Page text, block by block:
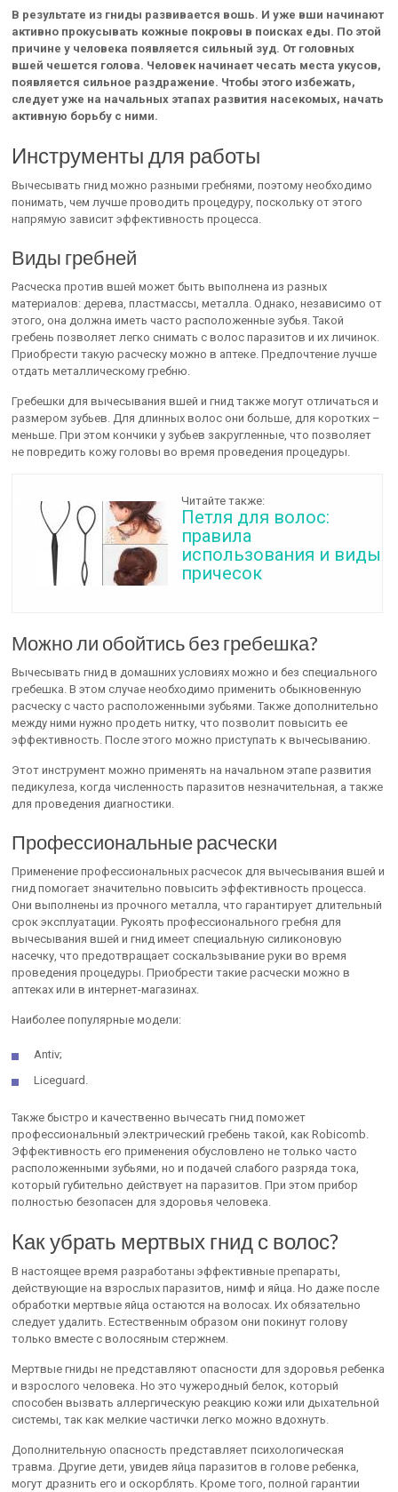
В результате из гниды развивается вошь. И уже вши начинают
активно прокусывать кожные покровы в поисках еды. По этой
причине у человека появляется сильный зуд. От головных
вшей чешется голова. Человек начинает чесать места укусов,
появляется сильное раздражение. Чтобы этого избежать,
следует уже на начальных этапах развития насекомых, начать
активную борьбу с ними.
Инструменты для работы
Вычесывать гнид можно разными гребнями, поэтому необходимо
понимать, чем лучше проводить процедуру, поскольку от этого
напрямую зависит эффективность процесса.
Виды гребней
Расческа против вшей может быть выполнена из разных
материалов: дерева, пластмассы, металла. Однако, независимо от
этого, она должна иметь часто расположенные зубья. Такой
гребень позволяет легко снимать с волос паразитов и их личинок.
Приобрести такую расческу можно в аптеке. Предпочтение лучше
отдать металлическому гребню.
Гребешки для вычесывания вшей и гнид также могут отличаться и
размером зубьев. Для длинных волос они больше, для коротких –
меньше. При этом кончики у зубьев закругленные, что позволяет
не повредить кожу головы во время проведения процедуры.
Читайте также:
Петля для волос:
правила
использования и виды
причесок
Можно ли обойтись без гребешка?
Вычесывать гнид в домашних условиях можно и без специального
гребешка. В этом случае необходимо применить обыкновенную
расческу с часто расположенными зубьями. Также дополнительно
между ними нужно продеть нитку, что позволит повысить ее
эффективность. После этого можно приступать к вычесыванию.
Этот инструмент можно применять на начальном этапе развития
педикулеза, когда численность паразитов незначительная, а также
для проведения диагностики.
Профессиональные расчески
Применение профессиональных расчесок для вычесывания вшей и
гнид помогает значительно повысить эффективность процесса.
Они выполнены из прочного металла, что гарантирует длительный
срок эксплуатации. Рукоять профессионального гребня для
вычесывания вшей и гнид имеет специальную силиконовую
насечку, что предотвращает соскальзывание руки во время
проведения процедуры. Приобрести такие расчески можно в
аптеках или в интернет-магазинах.
Наиболее популярные модели:
Antiv;
Liceguard.
Также быстро и качественно вычесать гнид поможет
профессиональный электрический гребень такой, как Robicomb.
Эффективность его применения обусловлено не только часто
расположенными зубьями, но и подачей слабого разряда тока,
который губительно действует на паразитов. При этом прибор
полностью безопасен для здоровья человека.
Как убрать мертвых гнид с волос?
В настоящее время разработаны эффективные препараты,
действующие на взрослых паразитов, нимф и яйца. Но даже после
обработки мертвые яйца остаются на волосах. Их обязательно
следует удалить. Естественным образом они покинут голову
только вместе с волосяным стержнем.
Мертвые гниды не представляют опасности для здоровья ребенка
и взрослого человека. Но это чужеродный белок, который
способен вызвать аллергическую реакцию кожи или дыхательной
системы, так как мелкие частички легко можно вдохнуть.
Дополнительную опасность представляет психологическая
травма. Другие дети, увидев яйца паразитов в голове ребенка,
могут дразнить его и оскорблять. Кроме того, полной гарантии